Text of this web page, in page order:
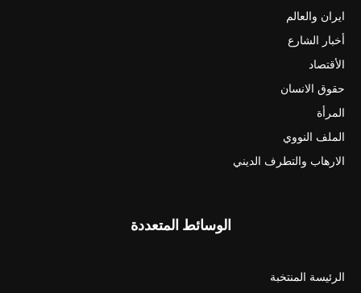
ايران والعالم
أخبار الشارع
الأقتصاد
حقوق الانسان
المرأة
الملف النووي
الارهاب والتطرف الديني
الوسائط المتعددة
الرئيسة المنتخبة